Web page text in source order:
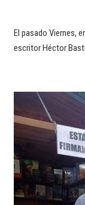
El pasado Viernes,
escritor Héctor